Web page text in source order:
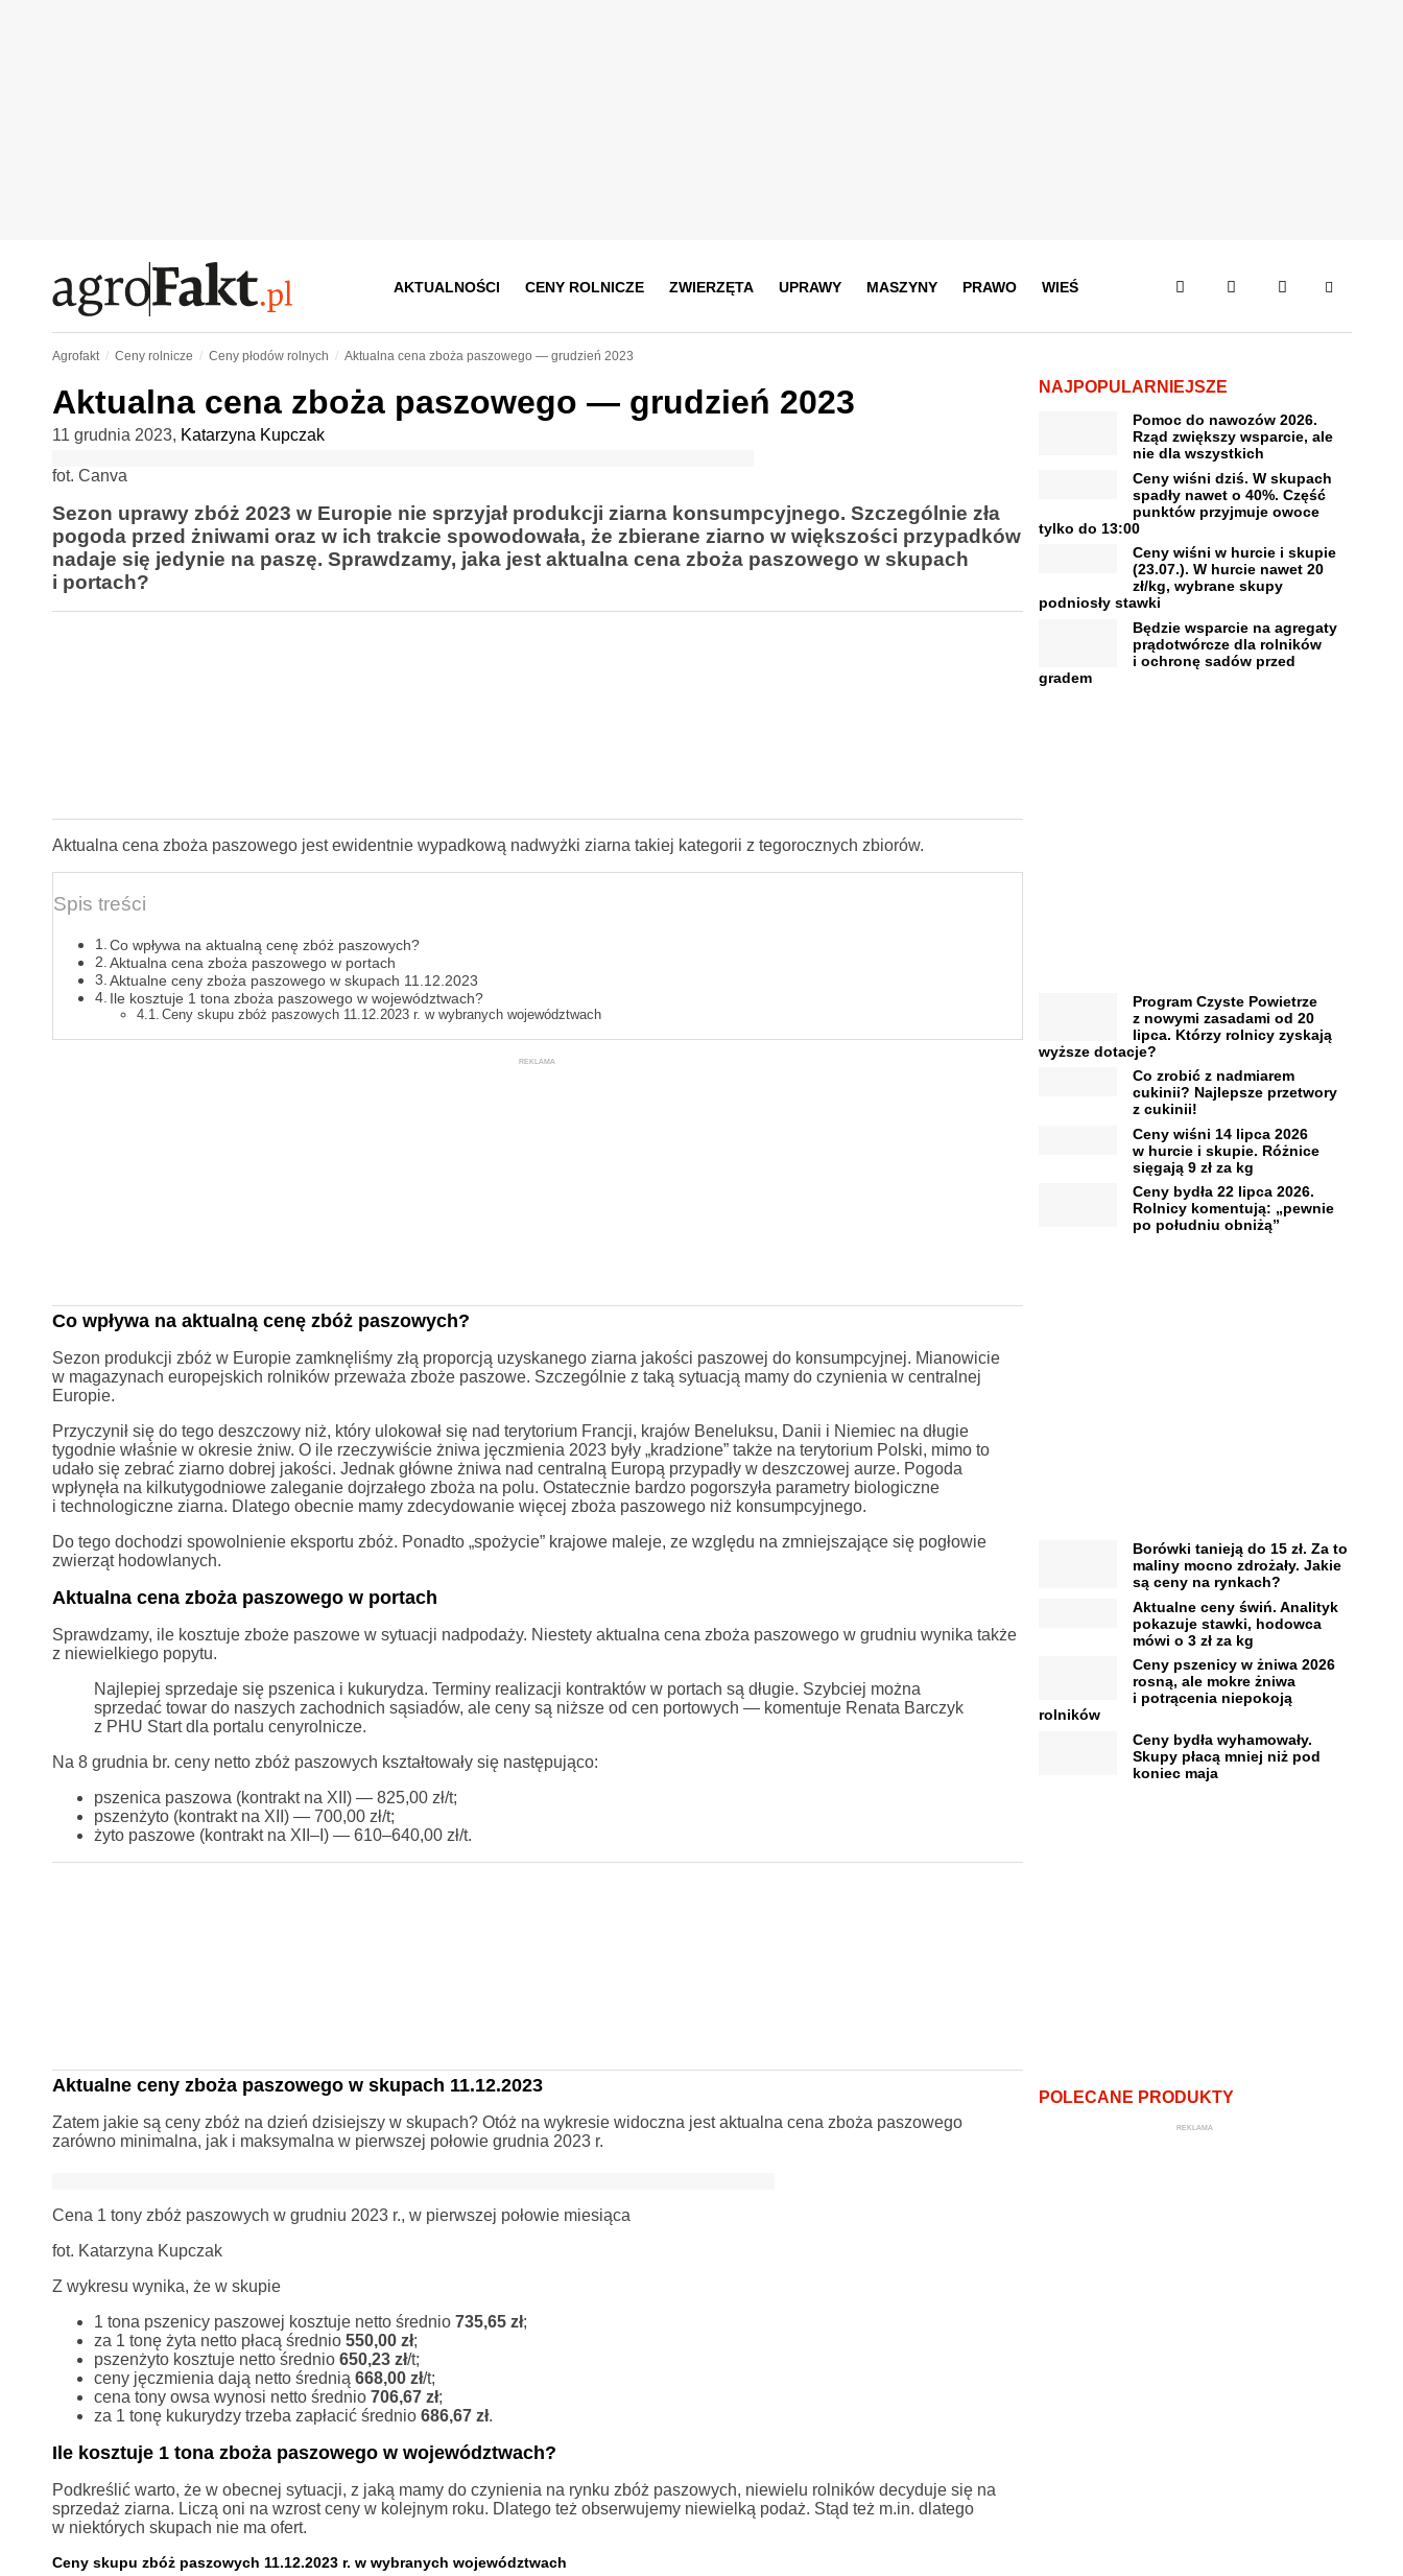
AKTUALNOŚCI CENY ROLNICZE ZWIERZĘTA UPRAWY MASZYNY PRAWO WIEŚ
Agrofakt Ceny rolnicze Ceny płodów rolnych Aktualna cena zboża paszowego — grudzień 2023
Aktualna cena zboża paszowego — grudzień 2023
11 grudnia 2023, Katarzyna Kupczak
fot. Canva
Sezon uprawy zbóż 2023 w Europie nie sprzyjał produkcji ziarna konsumpcyjnego. Szczególnie zła
pogoda przed żniwami oraz w ich trakcie spowodowała, że zbierane ziarno w większości przypadków
nadaje się jedynie na paszę. Sprawdzamy, jaka jest aktualna cena zboża paszowego w skupach
i portach?
Aktualna cena zboża paszowego jest ewidentnie wypadkową nadwyżki ziarna takiej kategorii z tegorocznych zbiorów.
Spis treści
Co wpływa na aktualną cenę zbóż paszowych?
Aktualna cena zboża paszowego w portach
Aktualne ceny zboża paszowego w skupach 11.12.2023
Ile kosztuje 1 tona zboża paszowego w województwach?
Ceny skupu zbóż paszowych 11.12.2023 r. w wybranych województwach
REKLAMA
Co wpływa na aktualną cenę zbóż paszowych?
Sezon produkcji zbóż w Europie zamknęliśmy złą proporcją uzyskanego ziarna jakości paszowej do konsumpcyjnej. Mianowicie
w magazynach europejskich rolników przeważa zboże paszowe. Szczególnie z taką sytuacją mamy do czynienia w centralnej
Europie.
Przyczynił się do tego deszczowy niż, który ulokował się nad terytorium Francji, krajów Beneluksu, Danii i Niemiec na długie
tygodnie właśnie w okresie żniw. O ile rzeczywiście żniwa jęczmienia 2023 były „kradzione” także na terytorium Polski, mimo to
udało się zebrać ziarno dobrej jakości. Jednak główne żniwa nad centralną Europą przypadły w deszczowej aurze. Pogoda
wpłynęła na kilkutygodniowe zaleganie dojrzałego zboża na polu. Ostatecznie bardzo pogorszyła parametry biologiczne
i technologiczne ziarna. Dlatego obecnie mamy zdecydowanie więcej zboża paszowego niż konsumpcyjnego.
Do tego dochodzi spowolnienie eksportu zbóż. Ponadto „spożycie” krajowe maleje, ze względu na zmniejszające się pogłowie
zwierząt hodowlanych.
Aktualna cena zboża paszowego w portach
Sprawdzamy, ile kosztuje zboże paszowe w sytuacji nadpodaży. Niestety aktualna cena zboża paszowego w grudniu wynika także
z niewielkiego popytu.
Najlepiej sprzedaje się pszenica i kukurydza. Terminy realizacji kontraktów w portach są długie. Szybciej można
sprzedać towar do naszych zachodnich sąsiadów, ale ceny są niższe od cen portowych — komentuje Renata Barczyk
z PHU Start dla portalu cenyrolnicze.
Na 8 grudnia br. ceny netto zbóż paszowych kształtowały się następująco:
pszenica paszowa (kontrakt na XII) — 825,00 zł/t;
pszenżyto (kontrakt na XII) — 700,00 zł/t;
żyto paszowe (kontrakt na XII–I) — 610–640,00 zł/t.
Aktualne ceny zboża paszowego w skupach 11.12.2023
Zatem jakie są ceny zbóż na dzień dzisiejszy w skupach? Otóż na wykresie widoczna jest aktualna cena zboża paszowego
zarówno minimalna, jak i maksymalna w pierwszej połowie grudnia 2023 r.
Cena 1 tony zbóż paszowych w grudniu 2023 r., w pierwszej połowie miesiąca
fot. Katarzyna Kupczak
Z wykresu wynika, że w skupie
1 tona pszenicy paszowej kosztuje netto średnio 735,65 zł;
za 1 tonę żyta netto płacą średnio 550,00 zł;
pszenżyto kosztuje netto średnio 650,23 zł/t;
ceny jęczmienia dają netto średnią 668,00 zł/t;
cena tony owsa wynosi netto średnio 706,67 zł;
za 1 tonę kukurydzy trzeba zapłacić średnio 686,67 zł.
Ile kosztuje 1 tona zboża paszowego w województwach?
Podkreślić warto, że w obecnej sytuacji, z jaką mamy do czynienia na rynku zbóż paszowych, niewielu rolników decyduje się na
sprzedaż ziarna. Liczą oni na wzrost ceny w kolejnym roku. Dlatego też obserwujemy niewielką podaż. Stąd też m.in. dlatego
w niektórych skupach nie ma ofert.
Ceny skupu zbóż paszowych 11.12.2023 r. w wybranych województwach
NAJPOPULARNIEJSZE
Pomoc do nawozów 2026.
Rząd zwiększy wsparcie, ale
nie dla wszystkich
Ceny wiśni dziś. W skupach
spadły nawet o 40%. Część
punktów przyjmuje owoce
tylko do 13:00
Ceny wiśni w hurcie i skupie
(23.07.). W hurcie nawet 20
zł/kg, wybrane skupy
podniosły stawki
Będzie wsparcie na agregaty
prądotwórcze dla rolników
i ochronę sadów przed
gradem
Program Czyste Powietrze
z nowymi zasadami od 20
lipca. Którzy rolnicy zyskają
wyższe dotacje?
Co zrobić z nadmiarem
cukinii? Najlepsze przetwory
z cukinii!
Ceny wiśni 14 lipca 2026
w hurcie i skupie. Różnice
sięgają 9 zł za kg
Ceny bydła 22 lipca 2026.
Rolnicy komentują: „pewnie
po południu obniżą”
Borówki tanieją do 15 zł. Za to
maliny mocno zdrożały. Jakie
są ceny na rynkach?
Aktualne ceny świń. Analityk
pokazuje stawki, hodowca
mówi o 3 zł za kg
Ceny pszenicy w żniwa 2026
rosną, ale mokre żniwa
i potrącenia niepokoją
rolników
Ceny bydła wyhamowały.
Skupy płacą mniej niż pod
koniec maja
POLECANE PRODUKTY
REKLAMA